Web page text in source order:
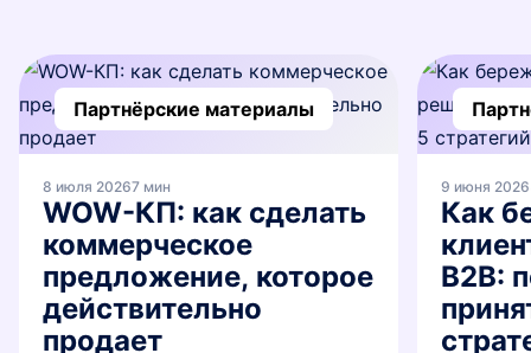
Партнёрские материалы
8 июля 20267 мин
WOW-КП: как сделать
коммерческое
предложение, которое
действительно
продает
9 июня 2026
Как
B2B: